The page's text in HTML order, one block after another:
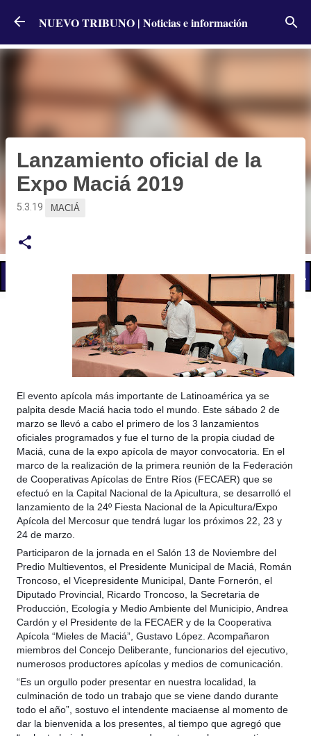
Ir al contenido principal
NUEVO TRIBUNO | Noticias e información
📢 LO ÚLTIMO
Lanzamiento oficial de la
Expo Maciá 2019
5.3.19 MACIÁ
El evento apícola más importante de Latinoamérica ya se
palpita desde Maciá hacia todo el mundo. Este sábado 2 de
marzo se llevó a cabo el primero de los 3 lanzamientos
oficiales programados y fue el turno de la propia ciudad de
Maciá, cuna de la expo apícola de mayor convocatoria. En el
marco de la realización de la primera reunión de la Federación
de Cooperativas Apícolas de Entre Ríos (FECAER) que se
efectuó en la Capital Nacional de la Apicultura, se desarrolló el
lanzamiento de la 24º Fiesta Nacional de la Apicultura/Expo
Apícola del Mercosur que tendrá lugar los próximos 22, 23 y
24 de marzo.
Participaron de la jornada en el Salón 13 de Noviembre del
Predio Multieventos, el Presidente Municipal de Maciá, Román
Troncoso, el Vicepresidente Municipal, Dante Fornerón, el
Diputado Provincial, Ricardo Troncoso, la Secretaria de
Producción, Ecología y Medio Ambiente del Municipio, Andrea
Cardón y el Presidente de la FECAER y de la Cooperativa
Apícola “Mieles de Maciá”, Gustavo López. Acompañaron
miembros del Concejo Deliberante, funcionarios del ejecutivo,
numerosos productores apícolas y medios de comunicación.
“Es un orgullo poder presentar en nuestra localidad, la
culminación de todo un trabajo que se viene dando durante
todo el año”, sostuvo el intendente maciaense al momento de
dar la bienvenida a los presentes, al tiempo que agregó que